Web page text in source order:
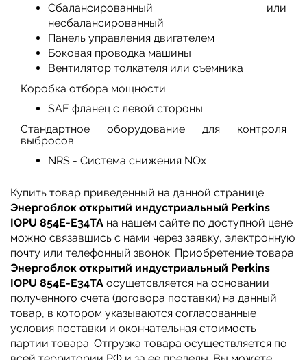
Сбалансированный или
несбалансированный
Панель управления двигателем
Боковая проводка машины
Вентилятор толкателя или съемника
Коробка отбора мощности
SAE фланец с левой стороны
Стандартное оборудование для контроля
выбросов
NRS - Система снижения NOx
Купить товар приведенный на данной странице:
Энергоблок открытий индустриальный Perkins
IOPU 854E-E34TA на нашем сайте по доступной цене
можно связавшись с нами через заявку, электронную
почту или телефонный звонок. Приобретение товара
Энергоблок открытий индустриальный Perkins
IOPU 854E-E34TA осущетсвляется на основании
полученного счета (договора поставки) на данный
товар, в котором указываются согласованные
условия поставки и окончательная стоимость
партии товара. Отгрузка товара осуществляется по